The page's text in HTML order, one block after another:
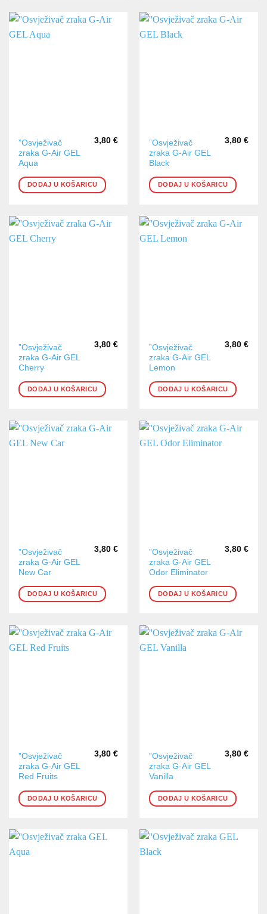
”Osvježivač
zraka G-Air GEL
Aqua
3,80 €
DODAJ U KOŠARICU
”Osvježivač
zraka G-Air GEL
Black
3,80 €
DODAJ U KOŠARICU
”Osvježivač
zraka G-Air GEL
Cherry
3,80 €
DODAJ U KOŠARICU
”Osvježivač
zraka G-Air GEL
Lemon
3,80 €
DODAJ U KOŠARICU
”Osvježivač
zraka G-Air GEL
New Car
3,80 €
DODAJ U KOŠARICU
”Osvježivač
zraka G-Air GEL
Odor Eliminator
3,80 €
DODAJ U KOŠARICU
”Osvježivač
zraka G-Air GEL
Red Fruits
3,80 €
DODAJ U KOŠARICU
”Osvježivač
zraka G-Air GEL
Vanilla
3,80 €
DODAJ U KOŠARICU